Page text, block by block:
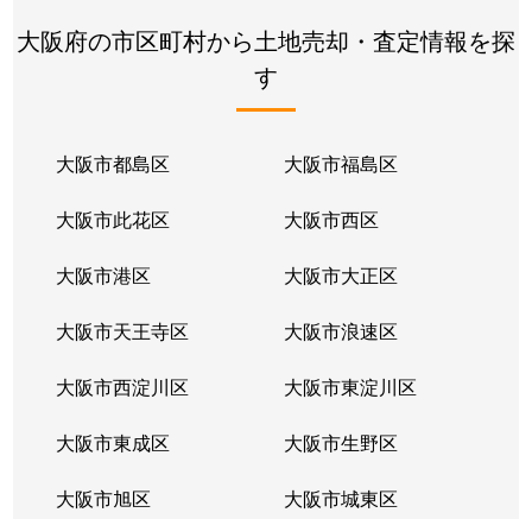
大阪府の市区町村から土地売却・査定情報を探
す
大阪市都島区 大阪市福島区
大阪市此花区 大阪市西区
大阪市港区 大阪市大正区
大阪市天王寺区 大阪市浪速区
大阪市西淀川区 大阪市東淀川区
大阪市東成区 大阪市生野区
大阪市旭区 大阪市城東区